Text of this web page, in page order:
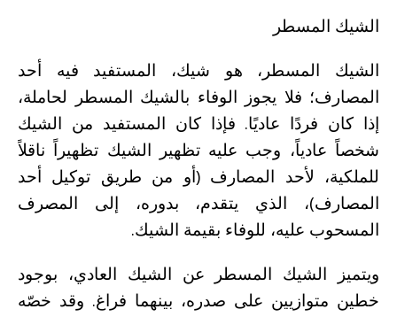
الشيك المسطر
الشيك المسطر، هو شيك، المستفيد فيه أحد
المصارف؛ فلا يجوز الوفاء بالشيك المسطر لحاملة،
إذا كان فردًا عاديًا. فإذا كان المستفيد من الشيك
شخصاً عادياً، وجب عليه تظهير الشيك تظهيراً ناقلاً
للملكية، لأحد المصارف (أو من طريق توكيل أحد
المصارف)، الذي يتقدم، بدوره، إلى المصرف
المسحوب عليه، للوفاء بقيمة الشيك.
ويتميز الشيك المسطر عن الشيك العادي، بوجود
خطين متوازيين على صدره، بينهما فراغ. وقد خصّه